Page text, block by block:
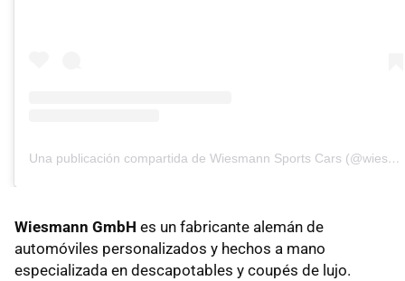
Una publicación compartida de Wiesmann Sports Cars (@wiesmannsportscars)
Wiesmann GmbH es un fabricante alemán de
automóviles personalizados y hechos a mano
especializada en descapotables y coupés de lujo.